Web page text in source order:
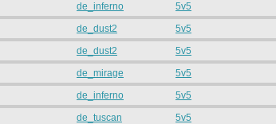
de_inferno 5v5
de_dust2 5v5
de_dust2 5v5
de_mirage 5v5
de_inferno 5v5
de_tuscan 5v5